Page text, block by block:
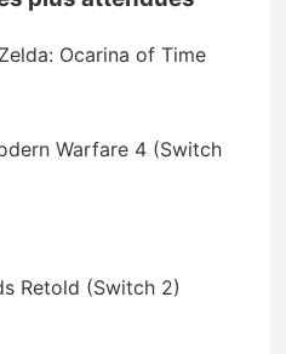
Ocarina of Time
Warfare 4 (Switch
Retold (Switch 2)